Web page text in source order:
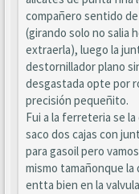
compañero sentido
(girando solo no salia
extraerla), luego la
destornillador plano
desgastada opte por
precisión pequeñito.
Fui a la ferreteria se la
saco dos cajas con
para gasoil pero
mismo tamañonque
entta bien en la